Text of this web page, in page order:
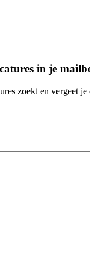
in je
zoekt en vergeet je